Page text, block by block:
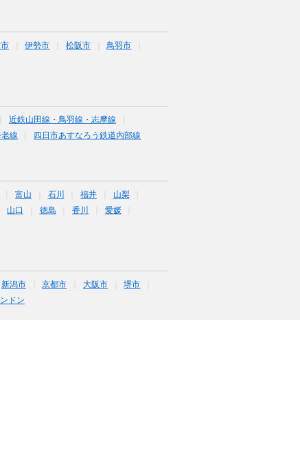
伊勢市 松阪市
鳥羽市
近鉄山田線・鳥羽線・志摩線
線 四日市あすなろう鉄道内部線
富山 石川 福井
山梨
山口 徳島 香川
愛媛
新潟市 京都市 大阪市
堺市
ドン